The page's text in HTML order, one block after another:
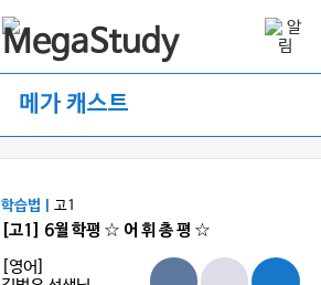
메가 캐스트
학습법 |고1
[고1] 6월 학평 ☆ 어 휘 총 평 ☆
[영어]